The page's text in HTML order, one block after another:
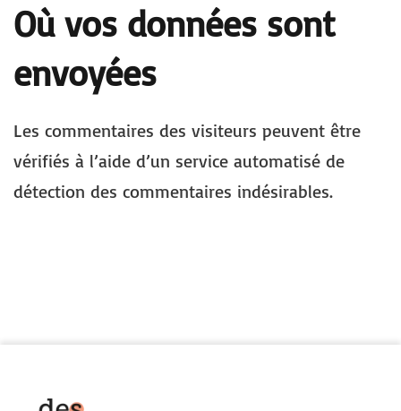
Où vos données sont
envoyées
Les commentaires des visiteurs peuvent être
vérifiés à l’aide d’un service automatisé de
détection des commentaires indésirables.